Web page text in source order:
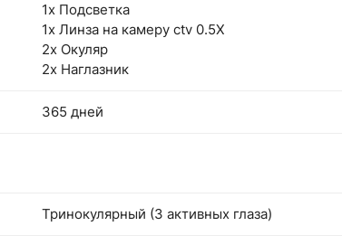
1х Подсветка
1х Линза на камеру ctv 0.5Х
2х Окуляр
2х Наглазник
365 дней
Тринокулярный (3 активных глаза)